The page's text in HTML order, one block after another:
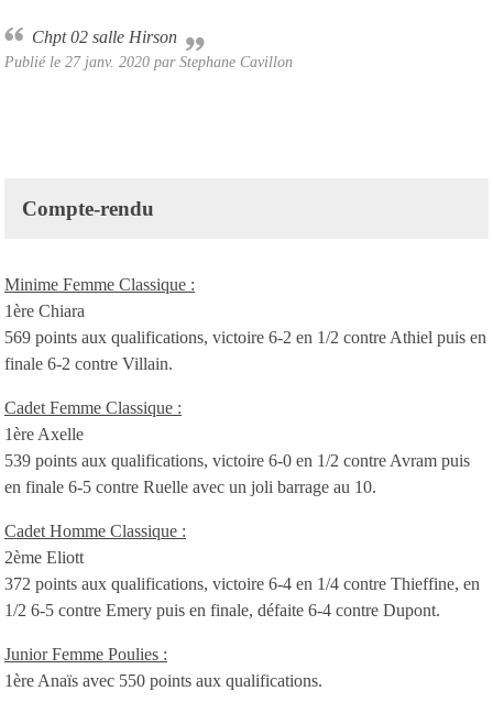
Chpt 02 salle Hirson
Publié le 27 janv. 2020 parStephane Cavillon
Compte-rendu
Minime Femme Classique :
1ère Chiara
569 points aux qualifications, victoire 6-2 en 1/2 contre Athiel puis en
finale 6-2 contre Villain.
Cadet Femme Classique :
1ère Axelle
539 points aux qualifications, victoire 6-0 en 1/2 contre Avram puis
en finale 6-5 contre Ruelle avec un joli barrage au 10.
Cadet Homme Classique :
2ème Eliott
372 points aux qualifications, victoire 6-4 en 1/4 contre Thieffine, en
1/2 6-5 contre Emery puis en finale, défaite 6-4 contre Dupont.
Junior Femme Poulies :
1ère Anaïs avec 550 points aux qualifications.